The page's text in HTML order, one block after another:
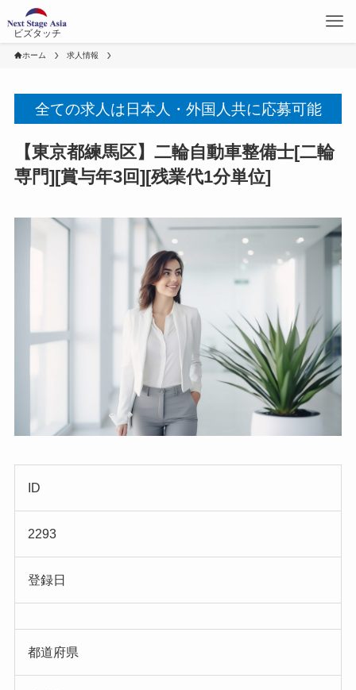
ビズタッチ
ホーム 求人情報
全ての求人は日本人・外国人共に応募可能
【東京都練馬区】二輪自動車整備士[二輪
専門][賞与年3回][残業代1分単位]
ID
2293
登録日
都道府県